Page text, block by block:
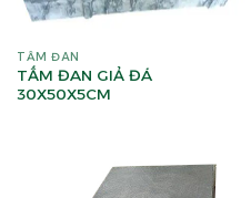
TẤM ĐAN
TẤM ĐAN GIẢ ĐÁ
30X50X5CM